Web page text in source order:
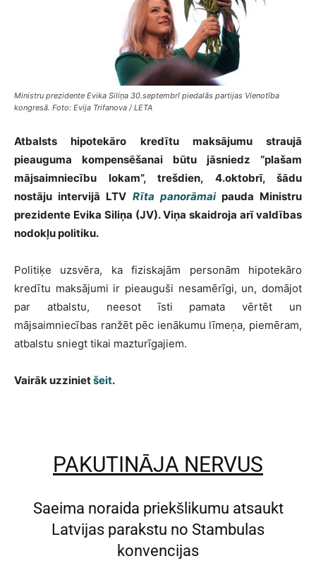
Ministru prezidente Evika Siliņa 30.septembrī piedalās partijas Vienotība
kongresā. Foto: Evija Trifanova / LETA
Atbalsts hipotekāro kredītu maksājumu straujā
pieauguma kompensēšanai būtu jāsniedz “plašam
mājsaimniecību lokam”, trešdien, 4.oktobrī, šādu
nostāju intervijā LTV Rīta panorāmai pauda Ministru
prezidente Evika Siliņa (JV). Viņa skaidroja arī valdības
nodokļu politiku.
Politiķe uzsvēra, ka fiziskajām personām hipotekāro
kredītu maksājumi ir pieauguši nesamērīgi, un, domājot
par atbalstu, neesot īsti pamata vērtēt un
mājsaimniecības ranžēt pēc ienākumu līmeņa, piemēram,
atbalstu sniegt tikai mazturīgajiem.
Vairāk uzzinietšeit.
PAKUTINĀJA NERVUS
Saeima noraida priekšlikumu atsaukt
Latvijas parakstu no Stambulas
konvencijas